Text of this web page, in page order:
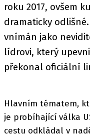
roku 2017, ovšem
dramaticky
vnímán jako
lídrovi, který
překonal oficiální
Hlavním tématem,
je probíhající válka
cestu odkládal v